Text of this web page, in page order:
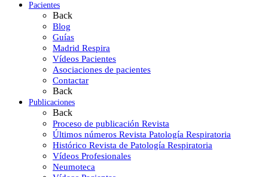
Pacientes
Back
Blog
Guías
Madrid Respira
Vídeos Pacientes
Asociaciones de pacientes
Contactar
Back
Publicaciones
Back
Proceso de publicación Revista
Últimos números Revista Patología Respiratoria
Histórico Revista de Patología Respiratoria
Vídeos Profesionales
Neumoteca